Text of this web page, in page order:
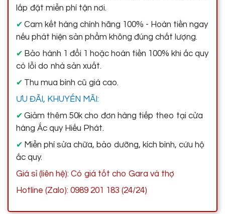
lắp đặt miễn phí tận nơi.
✔ Cam kết hàng chính hãng 100% - Hoàn tiền ngay
nếu phát hiện sản phẩm không đúng chất lượng.
✔ Bảo hành 1 đổi 1 hoặc hoàn tiền 100% khi ắc quy
có lỗi do nhà sản xuất.
✔ Thu mua bình cũ giá cao.
ƯU ĐÃI, KHUYẾN MÃI:
✔ Giảm thêm 50k cho đơn hàng tiếp theo tại cửa
hàng Ắc quy Hiếu Phát.
✔ Miễn phí sửa chữa, bảo dưỡng, kích bình, cứu hộ
ắc quy.
Giá sỉ (liên hệ): Có giá tốt cho Gara và thợ
Hotline (Zalo): 0989 201 183 (24/24)